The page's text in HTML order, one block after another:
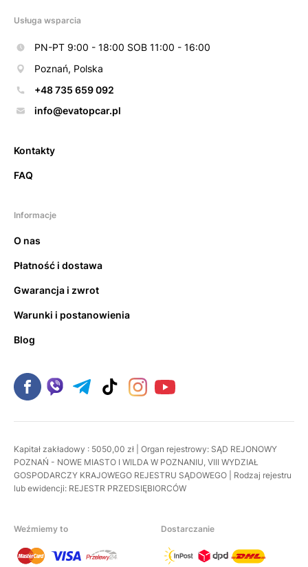
Usługa wsparcia
PN-PT 9:00 - 18:00 SOB 11:00 - 16:00
Poznań, Polska
+48 735 659 092
info@evatopcar.pl
Kontakty
FAQ
Informacje
O nas
Płatność i dostawa
Gwarancja i zwrot
Warunki i postanowienia
Blog
Kapitał zakładowy : 5050,00 zł | Organ rejestrowy: SĄD REJONOWY
POZNAŃ - NOWE MIASTO I WILDA W POZNANIU, VIII WYDZIAŁ
GOSPODARCZY KRAJOWEGO REJESTRU SĄDOWEGO | Rodzaj rejestru
lub ewidencji: REJESTR PRZEDSIĘBIORCÓW
Weźmiemy to Dostarczanie